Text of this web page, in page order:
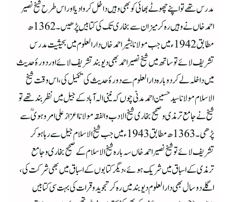
مدرس تھے تو اپنے چھوٹے بھائی کو بھی وہیں داخل کروادیا اور اس طرح شیخ نصیر
احمد خاں نے وہیں رہ کر میزان سے بخاری تک کی کتابیں پڑھیں۔ 1362ھ
مطابق 1942ء میں جب مولانا بشیر احمد خاں دار العلوم میں بحیثیت مدرس
تشریف لائے تو ساتھ میں شیخ نصیر احمد بھی دیوبند تشریف لائے اور دورۂ حدیث
میں داخلہ لے کر دوبارہ دار العلوم سے دورۂ حدیث کی تکمیل کی، اس وقت شیخ
الاسلام مولانا سید حسین احمد مدنی چوں کہ نینی الہ آباد کے جیل میں نظر بند تھے تو
شیخ نے جامع ترمذی و صحیح بخاری شیخ الادب والفقہ مولانا اعزاز علی امروہویؒ سے
پڑھی۔ 1363ھ مطابق 1943ء میں جب شیخ الاسلام جیل سے رہا ہوکر
تشریف لائے تو شیخ نصیر احمد خاں سہ بارہ شیخ الاسلام کے صحیح بخاری و جامع
ترمذی کے اسباق میں شریک ہوئے، دیگر کتابوں کے اسباق میں بھی شرکت کی،
اگلے دو سال بھی دار العلوم دیوبند میں رہ کر تجوید و قرات کی بہت سی کتابیں